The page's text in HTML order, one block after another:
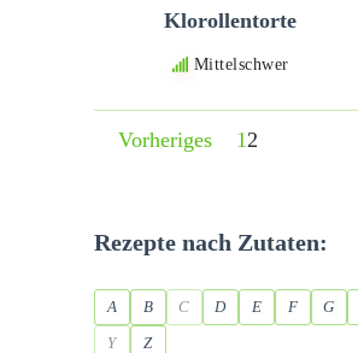
Klorollentorte
Mittelschwer
Vorheriges 1 2
Rezepte nach Zutaten:
A B C D E F G
Y
Z